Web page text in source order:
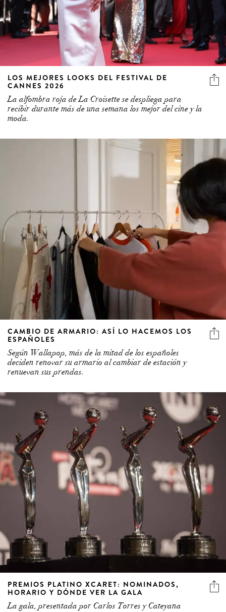
LOS MEJORES LOOKS DEL FESTIVAL DE
CANNES 2026
La alfombra roja de La Croisette se despliega para
recibir durante más de una semana los mejor del cine y la
moda.
CAMBIO DE ARMARIO: ASÍ LO HACEMOS LOS
ESPAÑOLES
Según Wallapop, más de la mitad de los españoles
deciden renovar su armario al cambiar de estación y
renuevan sus prendas.
PREMIOS PLATINO XCARET: NOMINADOS,
HORARIO Y DÓNDE VER LA GALA
La gala, presentada por Carlos Torres y Cateyana